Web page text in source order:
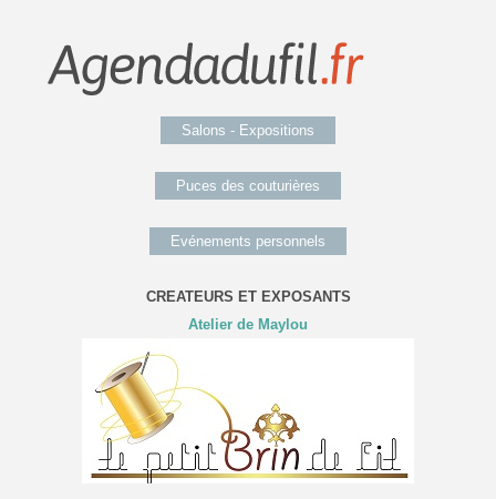
Salons - Expositions
Puces des couturières
Evénements personnels
CREATEURS ET EXPOSANTS
Atelier de Maylou